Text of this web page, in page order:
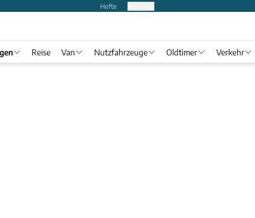
Hefte
Reise Van Nutzfahrzeuge Oldtimer Verkehr